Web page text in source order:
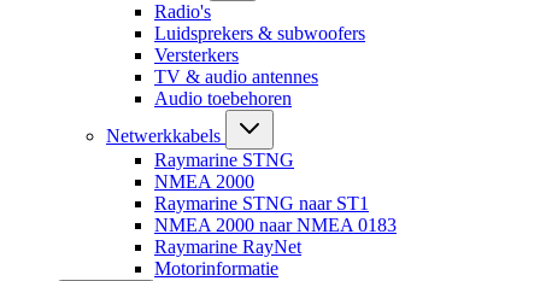
Radio's
Luidsprekers & subwoofers
Versterkers
TV & audio antennes
Audio toebehoren
Netwerkkabels
Raymarine STNG
NMEA 2000
Raymarine STNG naar ST1
NMEA 2000 naar NMEA 0183
Raymarine RayNet
Motorinformatie